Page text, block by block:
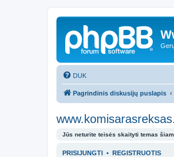
DUK
Pagrindinis diskusijų puslapis
Jūs neturite teisės skaityti temas
PRISIJUNGTI • REGISTRUOTIS